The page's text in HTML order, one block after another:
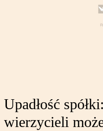
Upadłość
wierzycieli